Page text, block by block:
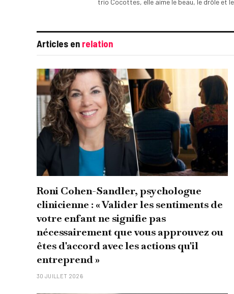
Articles en relation
Roni Cohen-Sandler, psychologue
clinicienne : « Valider les sentiments de
votre enfant ne signifie pas
nécessairement que vous approuvez ou
êtes d'accord avec les actions qu'il
entreprend »
30 JUILLET 2026